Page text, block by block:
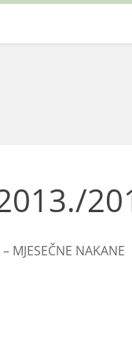
MJESEČNE NAKANE